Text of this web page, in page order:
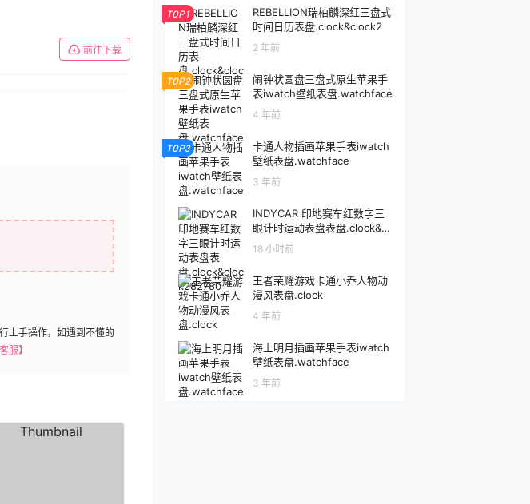
前往下载
上手操作，如遇到不懂的
服】
TOP1
REBELLION瑞柏麟深红三盘式
时间日历表盘.clock&clock2
2 年前
TOP2
闹钟状圆盘三盘式原生苹果手
表iwatch壁纸表盘.watchface
4 年前
TOP3
卡通人物插画苹果手表iwatch
壁纸表盘.watchface
3 年前
INDYCAR 印地赛车红数字三
眼计时运动表盘表盘.clock&cl
ock282780
18 小时前
王者荣耀游戏卡通小乔人物动
漫风表盘.clock
4 年前
海上明月插画苹果手表iwatch
壁纸表盘.watchface
3 年前